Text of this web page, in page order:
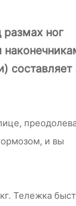
ног
составляет
и вы
Тележка